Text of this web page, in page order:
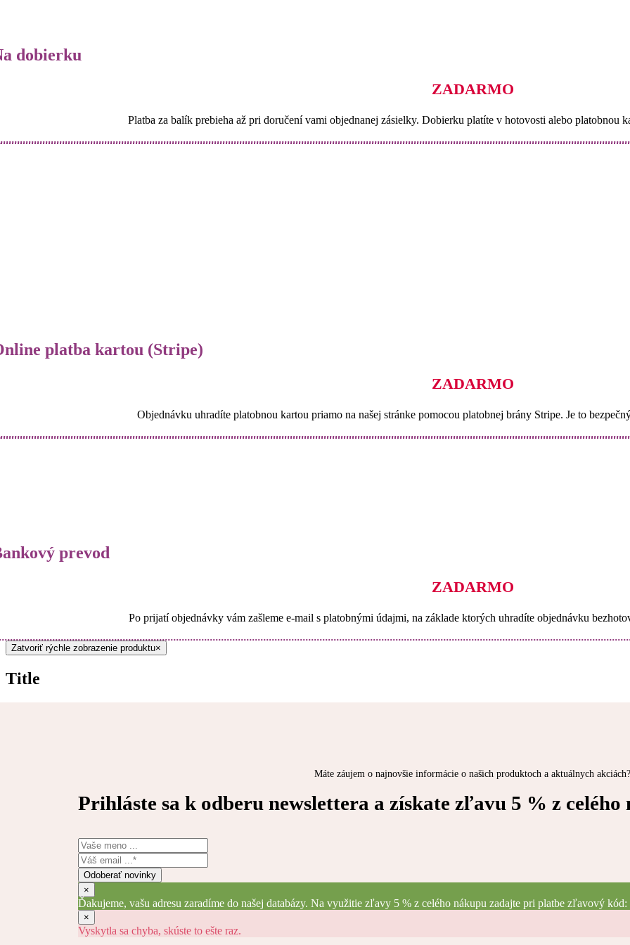
dobierku
ZADARMO
Platba za balík prebieha až pri doručení vami objednanej zásielky. Dobierku platíte v hotovosti alebo platobnou
platba kartou (Stripe)
ZADARMO
Objednávku uhradíte platobnou kartou priamo na našej stránke pomocou platobnej brány Stripe. Je to
prevod
ZADARMO
Po prijatí objednávky vám zašleme e-mail s platobnými údajmi, na základe ktorých uhradíte objednávku
Zatvoriť rýchle zobrazenie produktu×
Title
Máte záujem o najnovšie informácie o našich produktoch a aktuálnych akciách?
Prihláste sa k odberu newslettera a získate zľavu 5 % z celého
Odoberať novinky
×
Ďakujeme, vašu adresu zaradíme do našej databázy. Na využitie zľavy 5 % z celého nákupu zadajte pri platbe zľavový
×
Vyskytla sa chyba, skúste to ešte raz.